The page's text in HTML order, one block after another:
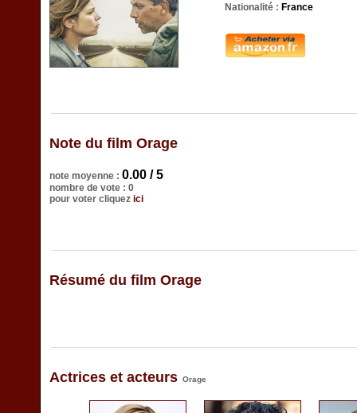
Nationalité : France
Note du film Orage
note moyenne : 0.00 / 5
nombre de vote : 0
pour voter cliquez ici
Résumé du film Orage
Actrices et acteurs Orage